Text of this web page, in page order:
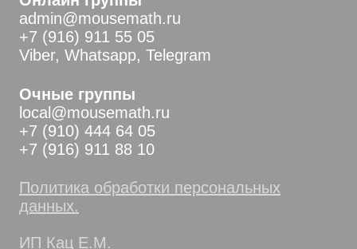
admin@mousemath.ru
+7 (916) 911 55 05
Viber, Whatsapp, Telegram
Очные группы
local@mousemath.ru
+7 (910) 444 64 05
+7 (916) 911 88 10
Политика обработки персональных
данных.
ИП Кац Е.М.